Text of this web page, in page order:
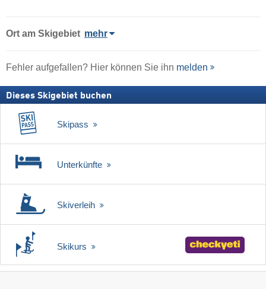
Ort am Skigebiet mehr
Fehler aufgefallen? Hier können Sie ihn melden
Dieses Skigebiet buchen
Skipass
Unterkünfte
Skiverleih
Skikurs